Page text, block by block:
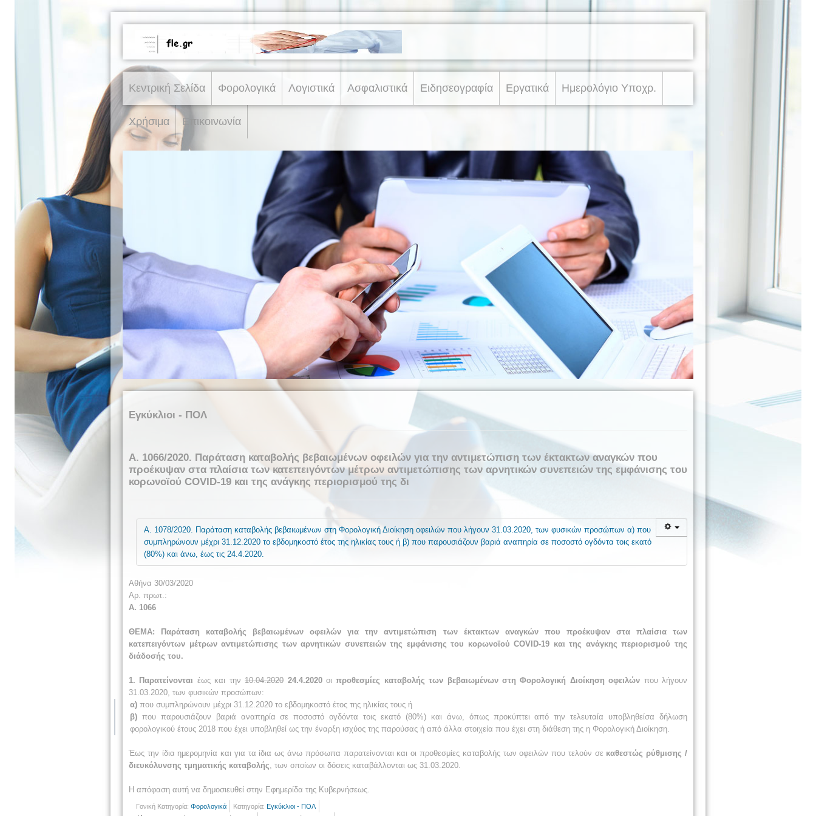
Κεντρική Σελίδα Φορολογικά Λογιστικά Ασφαλιστικά Ειδησεογραφία Εργατικά Ημερολόγιο Υποχρ.
Χρήσιμα Επικοινωνία
Εγκύκλιοι - ΠΟΛ
Α. 1066/2020. Παράταση καταβολής βεβαιωμένων οφειλών για την αντιμετώπιση των έκτακτων αναγκών που
προέκυψαν στα πλαίσια των κατεπειγόντων μέτρων αντιμετώπισης των αρνητικών συνεπειών της εμφάνισης του
κορωνοϊού COVID-19 και της ανάγκης περιορισμού της δι
Α. 1078/2020. Παράταση καταβολής βεβαιωμένων στη Φορολογική Διοίκηση οφειλών που λήγουν 31.03.2020, των φυσικών προσώπων α) που
συμπληρώνουν μέχρι 31.12.2020 το εβδομηκοστό έτος της ηλικίας τους ή β) που παρουσιάζουν βαριά αναπηρία σε ποσοστό ογδόντα τοις εκατό
(80%) και άνω, έως τις 24.4.2020.
Αθήνα 30/03/2020
Αρ. πρωτ.:
Α. 1066
ΘΕΜΑ: Παράταση καταβολής βεβαιωμένων οφειλών για την αντιμετώπιση των έκτακτων αναγκών που προέκυψαν στα πλαίσια των
κατεπειγόντων μέτρων αντιμετώπισης των αρνητικών συνεπειών της εμφάνισης του κορωνοϊού COVID-19 και της ανάγκης περιορισμού της
διάδοσής του.
1. Παρατείνονται έως και την10.04.2020 24.4.2020οιπροθεσμίες καταβολής των βεβαιωμένων στη Φορολογική Διοίκηση οφειλών που λήγουν
31.03.2020, των φυσικών προσώπων:
α) που συμπληρώνουν μέχρι 31.12.2020 το εβδομηκοστό έτος της ηλικίας τους ή
β) που παρουσιάζουν βαριά αναπηρία σε ποσοστό ογδόντα τοις εκατό (80%) και άνω, όπως προκύπτει από την τελευταία υποβληθείσα δήλωση
φορολογικού έτους 2018 που έχει υποβληθεί ως την έναρξη ισχύος της παρούσας ή από άλλα στοιχεία που έχει στη διάθεση της η Φορολογική Διοίκηση.
Έως την ίδια ημερομηνία και για τα ίδια ως άνω πρόσωπα παρατείνονται και οι προθεσμίες καταβολής των οφειλών που τελούν σε καθεστώς ρύθμισης /
διευκόλυνσης τμηματικής καταβολής , των οποίων οι δόσεις καταβάλλονται ως 31.03.2020.
Η απόφαση αυτή να δημοσιευθεί στην Εφημερίδα της Κυβερνήσεως.
Γονική Κατηγορία: Φορολογικά Κατηγορία: Εγκύκλιοι - ΠΟΛ